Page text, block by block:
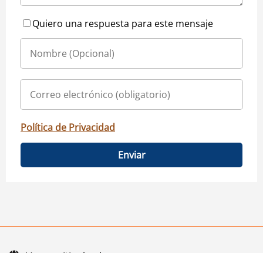
Quiero una respuesta para este mensaje
Política de Privacidad
Enviar